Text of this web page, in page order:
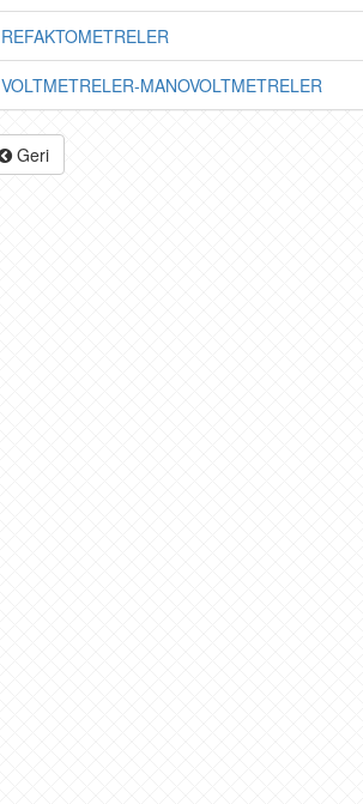
REFAKTOMETRELER
VOLTMETRELER-MANOVOLTMETRELER
Geri